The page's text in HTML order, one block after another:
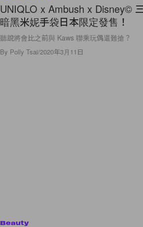
UNIQLO x Ambush x Disney©
暗黑米妮手袋日本限定發售！
聽說將會比之前與 Kaws 聯乘玩偶還難搶？
By Polly Tsai/2020年3月11日
Beauty